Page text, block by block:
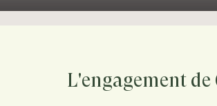
L'engagement